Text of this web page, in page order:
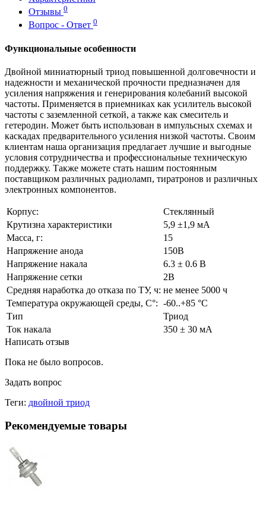
Отзывы 0
Вопрос - Ответ 0
Функциональные особенности
Двойной миниатюрный триод повышенной долговечности и
надежности и механической прочности предназначен для
усиления напряжения и генерирования колебаний высокой
частоты. Применяется в приемниках как усилитель высокой
частоты с заземленной сеткой, а также как смеситель и
гетеродин. Может быть использован в импульсных схемах и
каскадах предварительного усиления низкой частоты. Своим
клиентам наша организация предлагает лучшие и выгодные
условия сотрудничества и профессиональные техническую
поддержку. Также можете стать нашим постоянным
поставщиком различных радиоламп, тиратронов и различных
электронных компонентов.
Корпус:
Стеклянный
Крутизна характеристики
5,9 ±1,9 мА
Масса, г:
15
Напряжение анода
150В
Напряжение накала
6.3 ± 0.6 В
Напряжение сетки
2В
Средняя наработка до отказа по ТУ, ч: не менее 5000 ч
Температура окружающей среды, С°: -60..+85 °С
Тип
Триод
Ток накала
350 ± 30 мА
Написать отзыв
Пока не было вопросов.
Задать вопрос
Теги: двойной триод
Рекомендуемые товары